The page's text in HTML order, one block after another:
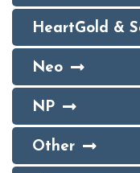
HeartGold &
Neo
NP
Other